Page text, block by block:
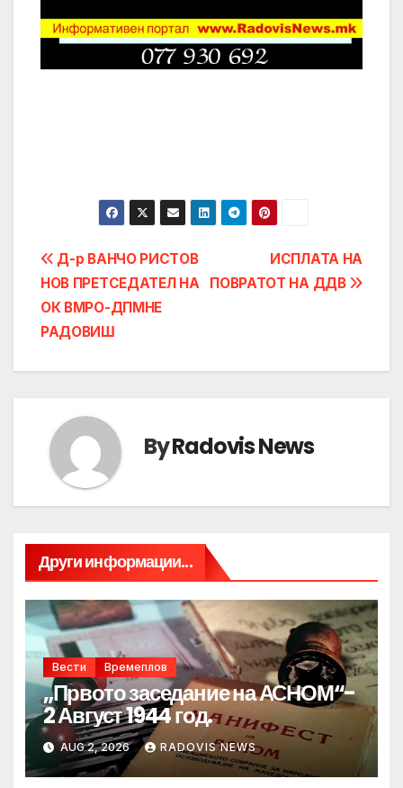
Post
navigation
ИСПЛАТА НА
ПОВРАТОТ НА ДДВ
Д-р ВАНЧО РИСТОВ
НОВ ПРЕТСЕДАТЕЛ НА
ОК ВМРО-ДПМНЕ
РАДОВИШ
ByRadovis News
Други информации...
Вести Времеплов
„Првото заседание на АСНОМ“-
2 Август 1944 год.
AUG 2, 2026 RADOVIS NEWS